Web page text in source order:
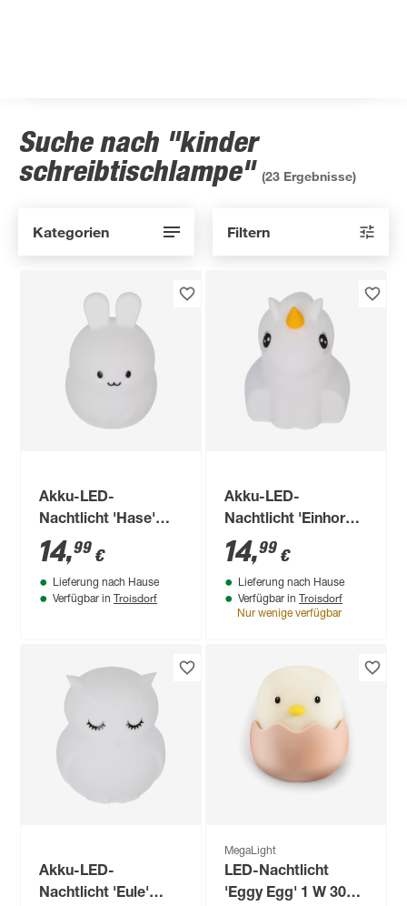
Suche nach "kinder
schreibtischlampe" (23 Ergebnisse)
Kategorien Filtern
Akku-LED-
Nachtlicht 'Hase'
weiß 12 cm, mit
Farbwechsler
14,99 €
Lieferung nach Hause
Verfügbar in Troisdorf
Akku-LED-
Nachtlicht 'Einhorn'
weiß 12 cm, mit
Farbwechsler
14,99 €
Lieferung nach Hause
Verfügbar in Troisdorf
Nur wenige verfügbar
Akku-LED-
Nachtlicht 'Eule'
MegaLight
LED-Nachtlicht
'Eggy Egg' 1 W 3000